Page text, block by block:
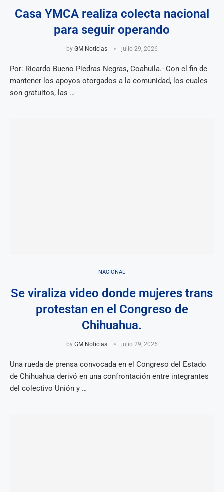
Casa YMCA realiza colecta nacional
para seguir operando
by GM Noticias julio 29, 2026
Por: Ricardo Bueno Piedras Negras, Coahuila.- Con el fin de
mantener los apoyos otorgados a la comunidad, los cuales
son gratuitos, las …
NACIONAL
Se viraliza video donde mujeres trans
protestan en el Congreso de
Chihuahua.
by GM Noticias julio 29, 2026
Una rueda de prensa convocada en el Congreso del Estado
de Chihuahua derivó en una confrontación entre integrantes
del colectivo Unión y …